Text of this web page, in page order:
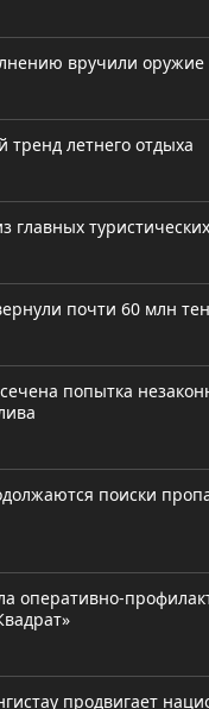
вручили оружие
тренд летнего отдыха
главных
почти 60 млн
попытка
поиски
оперативно-
продвигает